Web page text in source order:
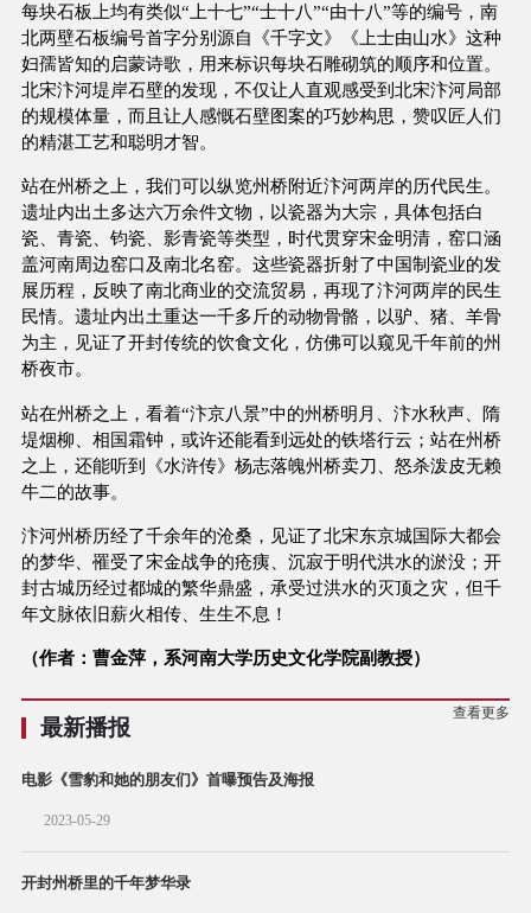
每块石板上均有类似“上十七”“士十八”“由十八”等的编号，南
北两壁石板编号首字分别源自《千字文》《上士由山水》这种
妇孺皆知的启蒙诗歌，用来标识每块石雕砌筑的顺序和位置。
北宋汴河堤岸石壁的发现，不仅让人直观感受到北宋汴河局部
的规模体量，而且让人感慨石壁图案的巧妙构思，赞叹匠人们
的精湛工艺和聪明才智。
站在州桥之上，我们可以纵览州桥附近汴河两岸的历代民生。
遗址内出土多达六万余件文物，以瓷器为大宗，具体包括白
瓷、青瓷、钧瓷、影青瓷等类型，时代贯穿宋金明清，窑口涵
盖河南周边窑口及南北名窑。这些瓷器折射了中国制瓷业的发
展历程，反映了南北商业的交流贸易，再现了汴河两岸的民生
民情。遗址内出土重达一千多斤的动物骨骼，以驴、猪、羊骨
为主，见证了开封传统的饮食文化，仿佛可以窥见千年前的州
桥夜市。
站在州桥之上，看着“汴京八景”中的州桥明月、汴水秋声、隋
堤烟柳、相国霜钟，或许还能看到远处的铁塔行云；站在州桥
之上，还能听到《水浒传》杨志落魄州桥卖刀、怒杀泼皮无赖
牛二的故事。
汴河州桥历经了千余年的沧桑，见证了北宋东京城国际大都会
的梦华、罹受了宋金战争的疮痍、沉寂于明代洪水的淤没；开
封古城历经过都城的繁华鼎盛，承受过洪水的灭顶之灾，但千
年文脉依旧薪火相传、生生不息！
（作者：曹金萍，系河南大学历史文化学院副教授）
最新播报
查看更多
电影《雪豹和她的朋友们》首曝预告及海报
2023-05-29
开封州桥里的千年梦华录